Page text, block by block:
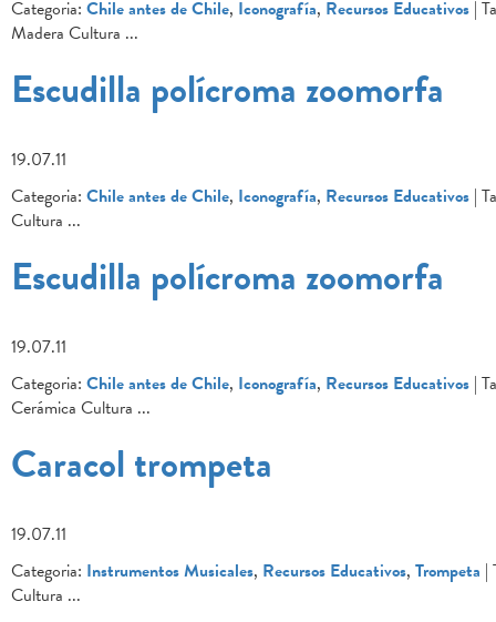
Categoria: Chile antes de Chile, Iconografía, Recursos Educativos |
Madera Cultura ...
Escudilla polícroma zoomorfa
19.07.11
Categoria: Chile antes de Chile, Iconografía, Recursos Educativos |
Cultura ...
Escudilla polícroma zoomorfa
19.07.11
Categoria: Chile antes de Chile, Iconografía, Recursos Educativos |
Cerámica Cultura ...
Caracol trompeta
19.07.11
Categoria: Instrumentos Musicales, Recursos Educativos, Trompeta |
Cultura ...